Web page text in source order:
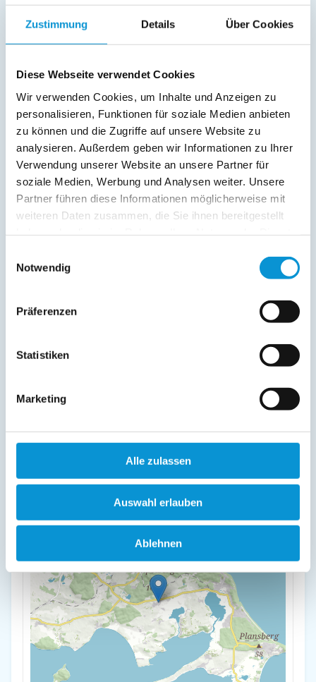
Zustimmung Details Über Cookies
Diese Webseite verwendet Cookies
Wir verwenden Cookies, um Inhalte und Anzeigen zu
personalisieren, Funktionen für soziale Medien anbieten
zu können und die Zugriffe auf unsere Website zu
analysieren. Außerdem geben wir Informationen zu Ihrer
Verwendung unserer Website an unsere Partner für
soziale Medien, Werbung und Analysen weiter. Unsere
Partner führen diese Informationen möglicherweise mit
weiteren Daten zusammen, die Sie ihnen bereitgestellt
Notwendig
Präferenzen
Statistiken
Marketing
Alle zulassen
Auswahl erlauben
Ablehnen
Dusche/WC
Fernseher
Grill
Parkplatz
Terrasse
Service:
Verpflegung:
Beschreibung
18586 Lancken-Granitz
+